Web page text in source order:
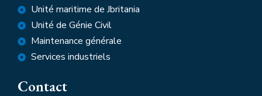
Unité maritime de Jbritania
Unité de Génie Civil
Maintenance générale
Services industriels
Contact